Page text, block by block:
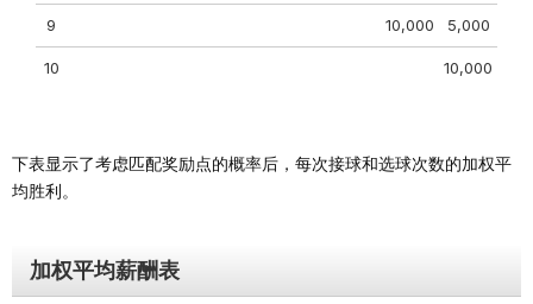
9 10,000 5,000
10 10,000
下表显示了考虑匹配奖励点的概率后，每次接球和选球次数的加权平
均胜利。
加权平均薪酬表